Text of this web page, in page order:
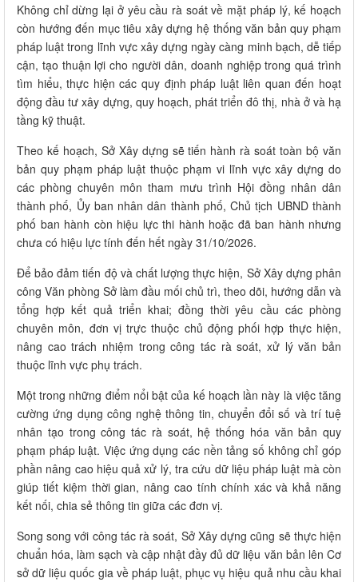
Không chỉ dừng lại ở yêu cầu rà soát về mặt pháp lý, kế hoạch
còn hướng đến mục tiêu xây dựng hệ thống văn bản quy phạm
pháp luật trong lĩnh vực xây dựng ngày càng minh bạch, dễ tiếp
cận, tạo thuận lợi cho người dân, doanh nghiệp trong quá trình
tìm hiểu, thực hiện các quy định pháp luật liên quan đến hoạt
động đầu tư xây dựng, quy hoạch, phát triển đô thị, nhà ở và hạ
tầng kỹ thuật.
Theo kế hoạch, Sở Xây dựng sẽ tiến hành rà soát toàn bộ văn
bản quy phạm pháp luật thuộc phạm vi lĩnh vực xây dựng do
các phòng chuyên môn tham mưu trình Hội đồng nhân dân
thành phố, Ủy ban nhân dân thành phố, Chủ tịch UBND thành
phố ban hành còn hiệu lực thi hành hoặc đã ban hành nhưng
chưa có hiệu lực tính đến hết ngày 31/10/2026.
Để bảo đảm tiến độ và chất lượng thực hiện, Sở Xây dựng phân
công Văn phòng Sở làm đầu mối chủ trì, theo dõi, hướng dẫn và
tổng hợp kết quả triển khai; đồng thời yêu cầu các phòng
chuyên môn, đơn vị trực thuộc chủ động phối hợp thực hiện,
nâng cao trách nhiệm trong công tác rà soát, xử lý văn bản
thuộc lĩnh vực phụ trách.
Một trong những điểm nổi bật của kế hoạch lần này là việc tăng
cường ứng dụng công nghệ thông tin, chuyển đổi số và trí tuệ
nhân tạo trong công tác rà soát, hệ thống hóa văn bản quy
phạm pháp luật. Việc ứng dụng các nền tảng số không chỉ góp
phần nâng cao hiệu quả xử lý, tra cứu dữ liệu pháp luật mà còn
giúp tiết kiệm thời gian, nâng cao tính chính xác và khả năng
kết nối, chia sẻ thông tin giữa các đơn vị.
Song song với công tác rà soát, Sở Xây dựng cũng sẽ thực hiện
chuẩn hóa, làm sạch và cập nhật đầy đủ dữ liệu văn bản lên Cơ
sở dữ liệu quốc gia về pháp luật, phục vụ hiệu quả nhu cầu khai